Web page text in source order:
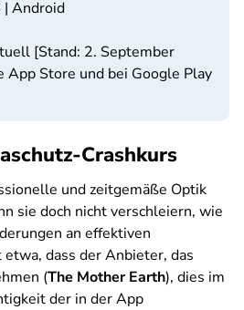
| Android
[Stand: 2. September
Store und bei Google Play
Crashkurs
und zeitgemäße Optik
sie doch nicht verschleiern, wie
an effektiven
dass der Anbieter, das
(The Mother Earth), dies im
der in der App